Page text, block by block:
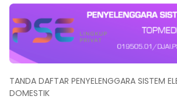
TANDA DAFTAR PENYELENGGARA SISTEM
DOMESTIK